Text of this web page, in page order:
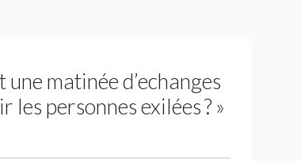
matinée d’echanges
personnes exilées? »